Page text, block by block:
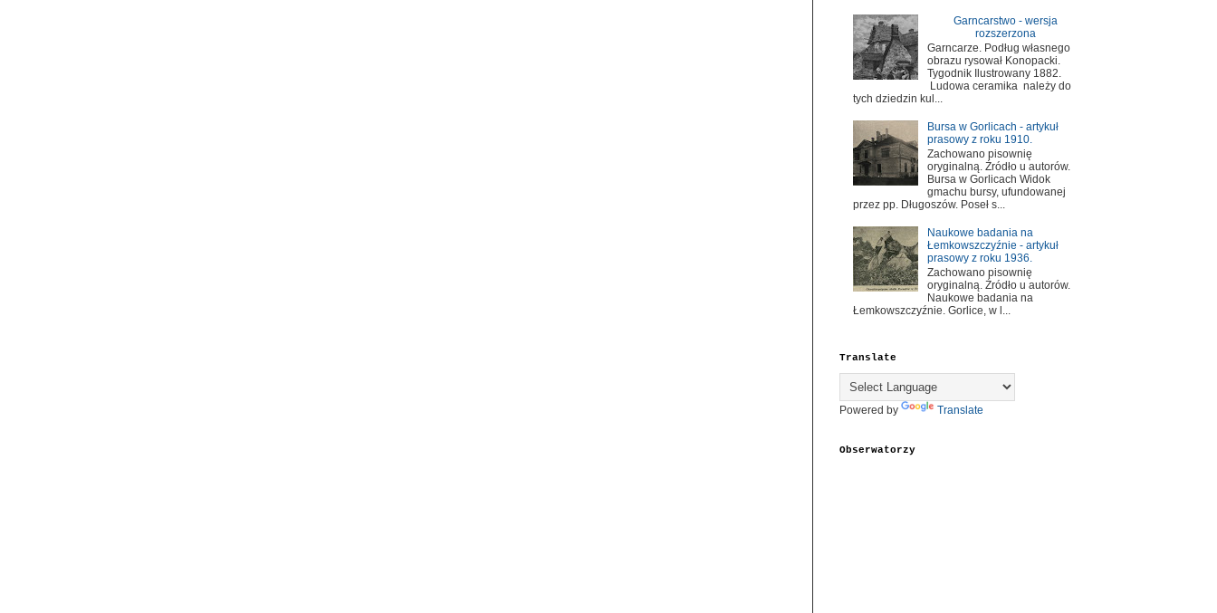
Garncarstwo - wersja
rozszerzona
Garncarze. Podług własnego
obrazu rysował Konopacki.
Tygodnik Ilustrowany 1882.
Ludowa ceramika należy do
tych dziedzin kul...
Bursa w Gorlicach - artykuł
prasowy z roku 1910.
Zachowano pisownię
oryginalną. Źródło u autorów.
Bursa w Gorlicach Widok
gmachu bursy, ufundowanej
przez pp. Długoszów. Poseł s...
Naukowe badania na
Łemkowszczyźnie - artykuł
prasowy z roku 1936.
Zachowano pisownię
oryginalną. Źródło u autorów.
Naukowe badania na
Łemkowszczyźnie. Gorlice, w l...
Translate
Powered by Translate
Obserwatorzy